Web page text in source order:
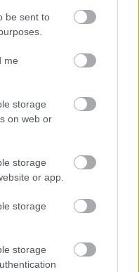
be sent to
me
storage
on web or
storage
or app.
storage
storage
ablak – egyszerűbb a
ezzel lesz